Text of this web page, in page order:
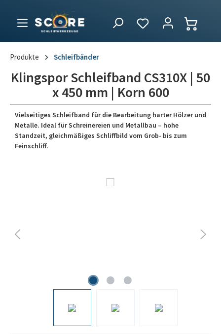
Produkte Schleifbänder
Klingspor Schleifband CS310X | 50
x 450 mm | Korn 600
Vielseitiges Schleifband für die Bearbeitung harter Hölzer und
Metalle. Ideal für Schreinereien und Metallbau – hohe
Standzeit, gleichmäßiges Schliffbild vom Grob- bis zum
Feinschliff.